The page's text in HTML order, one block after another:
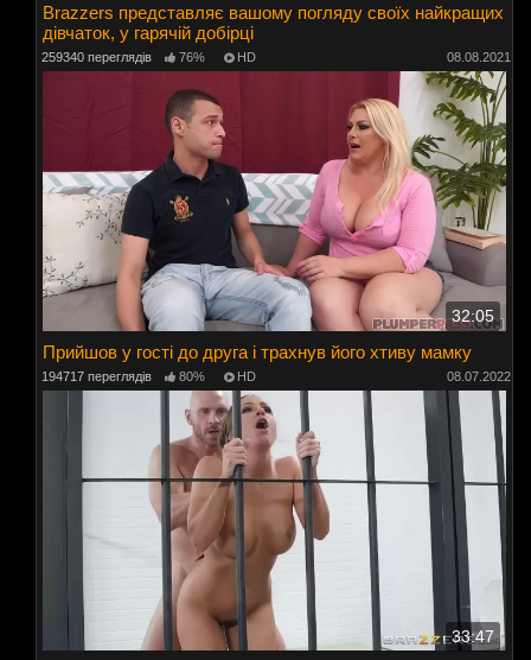
Brazzers представляє вашому погляду своїх найкращих
дівчаток, у гарячій добірці
259340 переглядів 76% HD 08.08.2021
32:05
Прийшов у гості до друга і трахнув його хтиву мамку
194717 переглядів 80% HD 08.07.2022
33:47